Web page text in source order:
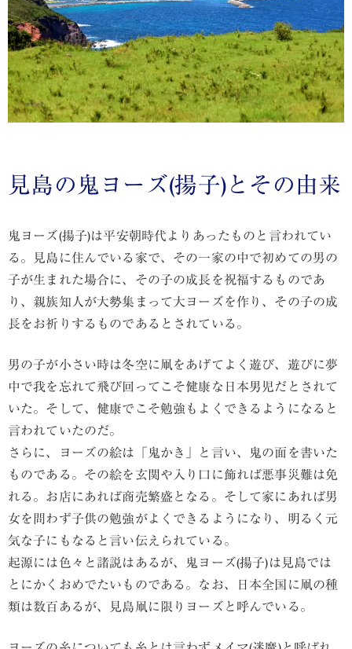
見島の鬼ヨーズ(揚子)とその由来
鬼ヨーズ(揚子)は平安朝時代よりあったものと言われてい
る。見島に住んでいる家で、その一家の中で初めての男の
子が生まれた場合に、その子の成長を祝福するものであ
り、親族知人が大勢集まって大ヨーズを作り、その子の成
長をお祈りするものであるとされている。
男の子が小さい時は冬空に凧をあげてよく遊び、遊びに夢
中で我を忘れて飛び回ってこそ健康な日本男児だとされて
いた。そして、健康でこそ勉強もよくできるようになると
言われていたのだ。
さらに、ヨーズの絵は「鬼かき」と言い、鬼の面を書いた
ものである。その絵を玄関や入り口に飾れば悪事災難は免
れる。お店にあれば商売繁盛となる。そして家にあれば男
女を問わず子供の勉強がよくできるようになり、明るく元
気な子にもなると言い伝えられている。
起源には色々と諸説はあるが、鬼ヨーズ(揚子)は見島では
とにかくおめでたいものである。なお、日本全国に凧の種
類は数百あるが、見島凧に限りヨーズと呼んでいる。